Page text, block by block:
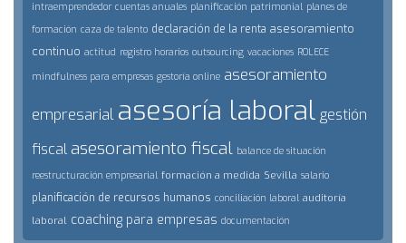
intraemprendedor cuentas anuales planificación patrimonial planes de
formación caza de talento declaración de la renta asesoramiento
continuo actitud registro horarios outsourcing vacaciones ROLECE
mindfulness para empresas gestoría online asesoramiento
empresarial asesoría laboral gestión
fiscal asesoramiento fiscal balance de situación
reestructuración empresarial formación a medida Sevilla salario
planificación de recursos humanos conciliación laboral auditoría
laboral coaching para empresas documentación